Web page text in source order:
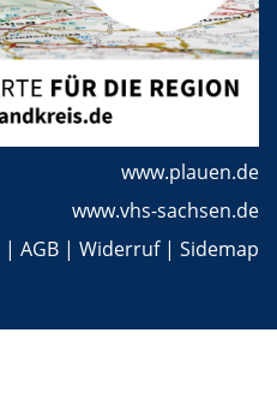
www.plauen.de
www.vhs-sachsen.de
| AGB | Widerruf| Sidemap